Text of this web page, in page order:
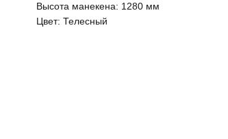
Высота манекена: 1280 мм
Цвет: Телесный